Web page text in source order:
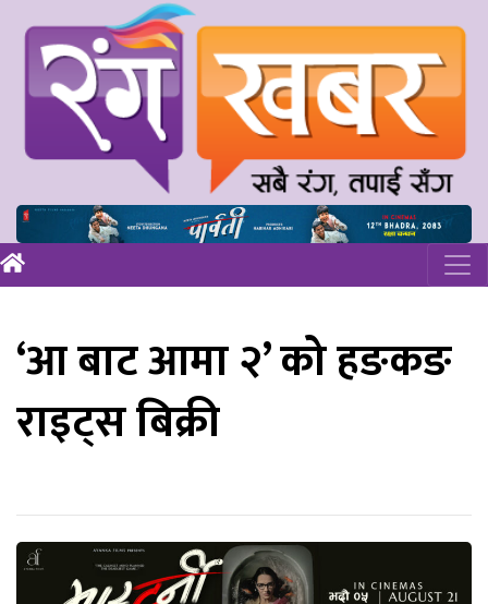
‘आ बाट आमा २’ को हङकङ
राइट्स बिक्री